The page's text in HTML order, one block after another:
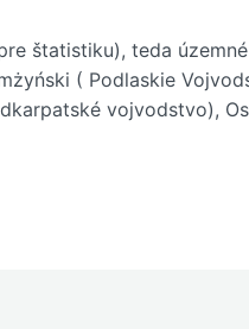
štatistiku), teda
( Podlaskie
vojvodstvo),